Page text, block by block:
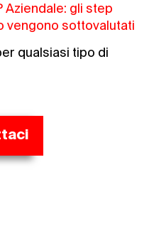
Aziendale: gli step
vengono sottovalutati
qualsiasi tipo di